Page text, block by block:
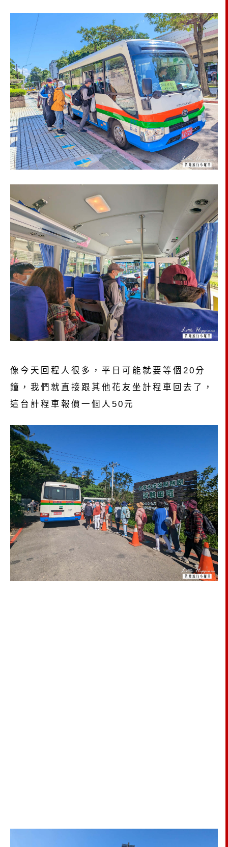
像今天回程人很多，平日可能就要等個20分
鐘，我們就直接跟其他花友坐計程車回去了，
這台計程車報價一個人50元